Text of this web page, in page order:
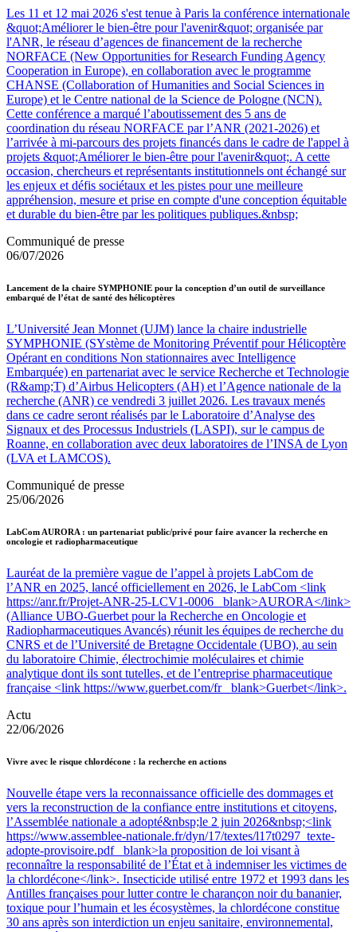
Les 11 et 12 mai 2026 s'est tenue à Paris la conférence internationale
&quot;Améliorer le bien-être pour l'avenir&quot; organisée par
l'ANR, le réseau d’agences de financement de la recherche
NORFACE (New Opportunities for Research Funding Agency
Cooperation in Europe), en collaboration avec le programme
CHANSE (Collaboration of Humanities and Social Sciences in
Europe) et le Centre national de la Science de Pologne (NCN).
Cette conférence a marqué l’aboutissement des 5 ans de
coordination du réseau NORFACE par l’ANR (2021-2026) et
l’arrivée à mi-parcours des projets financés dans le cadre de l'appel à
projets &quot;Améliorer le bien-être pour l'avenir&quot;. A cette
occasion, chercheurs et représentants institutionnels ont échangé sur
les enjeux et défis sociétaux et les pistes pour une meilleure
appréhension, mesure et prise en compte d'une conception équitable
et durable du bien-être par les politiques publiques.&nbsp;
Communiqué de presse
06/07/2026
Lancement de la chaire SYMPHONIE pour la conception d’un outil de surveillance
embarqué de l’état de santé des hélicoptères
L’Université Jean Monnet (UJM) lance la chaire industrielle
SYMPHONIE (SYstème de Monitoring Préventif pour Hélicoptère
Opérant en conditions Non stationnaires avec Intelligence
Embarquée) en partenariat avec le service Recherche et Technologie
(R&amp;T) d’Airbus Helicopters (AH) et l’Agence nationale de la
recherche (ANR) ce vendredi 3 juillet 2026. Les travaux menés
dans ce cadre seront réalisés par le Laboratoire d’Analyse des
Signaux et des Processus Industriels (LASPI), sur le campus de
Roanne, en collaboration avec deux laboratoires de l’INSA de Lyon
(LVA et LAMCOS).
Communiqué de presse
25/06/2026
LabCom AURORA : un partenariat public/privé pour faire avancer la recherche en
oncologie et radiopharmaceutique
Lauréat de la première vague de l’appel à projets LabCom de
l’ANR en 2025, lancé officiellement en 2026, le LabCom <link
https://anr.fr/Projet-ANR-25-LCV1-0006 _blank>AURORA</link>
(Alliance UBO-Guerbet pour la Recherche en Oncologie et
Radiopharmaceutiques Avancés) réunit les équipes de recherche du
CNRS et de l’Université de Bretagne Occidentale (UBO), au sein
du laboratoire Chimie, électrochimie moléculaires et chimie
analytique dont ils sont tutelles, et de l’entreprise pharmaceutique
française <link https://www.guerbet.com/fr _blank>Guerbet</link>.
Actu
22/06/2026
Vivre avec le risque chlordécone : la recherche en actions
Nouvelle étape vers la reconnaissance officielle des dommages et
vers la reconstruction de la confiance entre institutions et citoyens,
l’Assemblée nationale a adopté&nbsp;le 2 juin 2026&nbsp;<link
https://www.assemblee-nationale.fr/dyn/17/textes/l17t0297_texte-
adopte-provisoire.pdf _blank>la proposition de loi visant à
reconnaître la responsabilité de l’État et à indemniser les victimes de
la chlordécone</link>. Insecticide utilisé entre 1972 et 1993 dans les
Antilles françaises pour lutter contre le charançon noir du bananier,
toxique pour l’humain et les écosystèmes, la chlordécone constitue
30 ans après son interdiction un enjeu sanitaire, environnemental,